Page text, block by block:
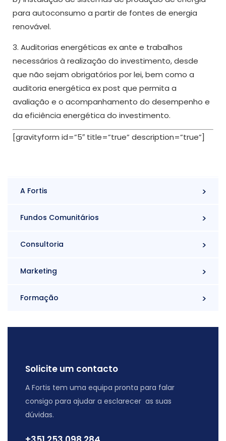
para autoconsumo a partir de fontes de energia
renovável.
3. Auditorias energéticas ex ante e trabalhos
necessários à realização do investimento, desde
que não sejam obrigatórios por lei, bem como a
auditoria energética ex post que permita a
avaliação e o acompanhamento do desempenho e
da eficiência energética do investimento.
[gravityform id=”5″ title=”true” description=”true”]
A Fortis
Fundos Comunitários
Consultoria
Marketing
Formação
Solicite um contacto
A Fortis tem uma equipa pronta para falar
consigo para ajudar a esclarecer as suas
dúvidas.